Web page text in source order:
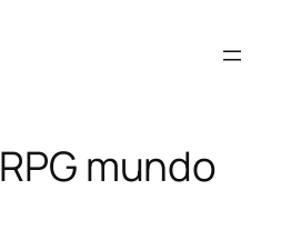
RPG mundo